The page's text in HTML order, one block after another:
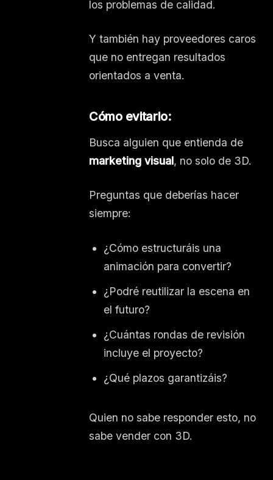
los problemas de calidad.
Y también hay proveedores caros
que no entregan resultados
orientados a venta.
Cómo evitarlo:
Busca alguien que entienda de
marketing visual, no solo de 3D.
Preguntas que deberías hacer
siempre:
¿Cómo estructuráis una
animación para convertir?
¿Podré reutilizar la escena en
el futuro?
¿Cuántas rondas de revisión
incluye el proyecto?
¿Qué plazos garantizáis?
Quien no sabe responder esto, no
sabe vender con 3D.